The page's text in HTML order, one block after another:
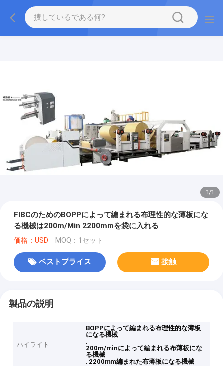
1/1
FIBCのためのBOPPによって編まれる布理性的な薄板にな
る機械は200m/Min 2200mmを袋に入れる
価格：USD MOQ：1セット
ベストプライス 接触
製品の説明
ハイライト
BOPPによって編まれる布理性的な薄板
になる機械
,
200m/minによって編まれる布薄板にな
る機械
, 2200mm編まれた布薄板になる機械